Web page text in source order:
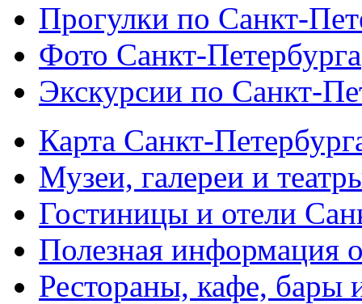
Прогулки по Санкт-
Фото Санкт-Петербурга
Экскурсии по Санкт-
Карта Санкт-
Музеи, галереи и
Гостиницы и отели
Полезная информация
Рестораны, кафе, бары